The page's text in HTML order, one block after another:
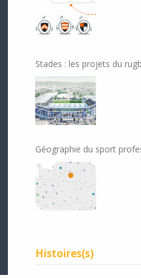
Stades : les projets du
Géographie du sport
Histoires(s)